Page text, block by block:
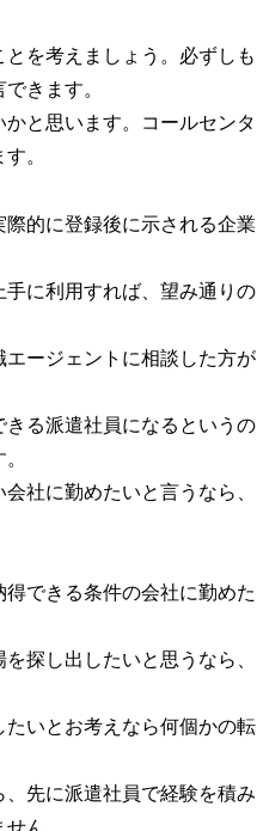
を考えましょう。必ずしも
きます。
と思います。コールセンタ
。
的に登録後に示される企業
に利用すれば、望み通りの
エージェントに相談した方が
きる派遣社員になるというの
社に勤めたいと言うなら、
できる条件の会社に勤めた
探し出したいと思うなら、
いとお考えなら何個かの転
先に派遣社員で経験を積み